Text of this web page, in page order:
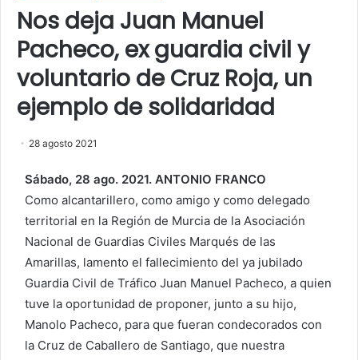
Nos deja Juan Manuel
Pacheco, ex guardia civil y
voluntario de Cruz Roja, un
ejemplo de solidaridad
28 agosto 2021
Sábado, 28 ago. 2021. ANTONIO FRANCO
Como alcantarillero, como amigo y como delegado
territorial en la Región de Murcia de la Asociación
Nacional de Guardias Civiles Marqués de las
Amarillas, lamento el fallecimiento del ya jubilado
Guardia Civil de Tráfico Juan Manuel Pacheco, a quien
tuve la oportunidad de proponer, junto a su hijo,
Manolo Pacheco, para que fueran condecorados con
la Cruz de Caballero de Santiago, que nuestra